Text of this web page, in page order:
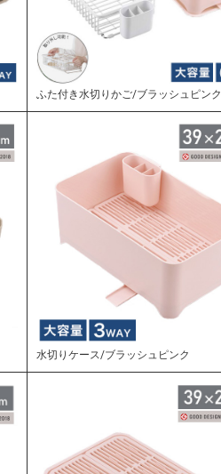
ふた付き水切りかご/ブラッシュピンク
水切りケース/ブラッシュピンク